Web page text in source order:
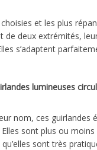
et les plus
de deux extrémités,
s’adaptent
lumineuses
nom, ces guirlandes
Elles sont plus ou
sont très